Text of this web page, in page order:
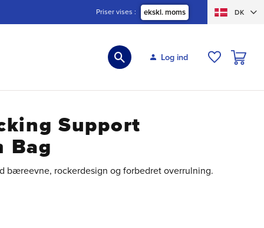
Priser vises ekskl. moms DK
Log ind
Support
Bag
bæreevne, rockerdesign og forbedret overrulning.